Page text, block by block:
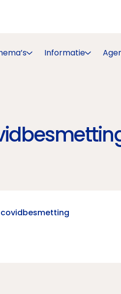
Informatie